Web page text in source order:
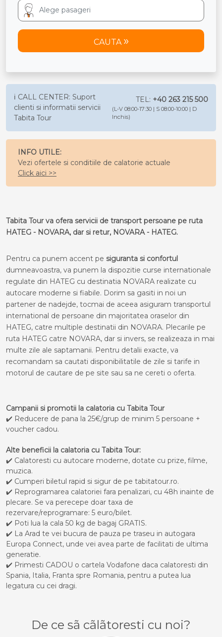
CAUTA
ℹ️ CALL CENTER: Suport
clienti si informatii servicii
Tabita Tour
TEL: +40 263 215 500
(L-V 08:00-17:30 | S 08:00-10:00 | D
Inchis)
INFO UTILE:
Vezi ofertele si conditiile de calatorie actuale
Click aici >>
Tabita Tour va ofera servicii de transport persoane pe ruta
HATEG - NOVARA, dar si retur, NOVARA - HATEG.
Pentru ca punem accent pe siguranta si confortul
dumneavoastra, va punem la dispozitie curse internationale
regulate din HATEG cu destinatia NOVARA realizate cu
autocare moderne si fiabile. Dorim sa gasiti in noi un
partener de nadejde, tocmai de aceea asiguram transportul
international de persoane din majoritatea oraselor din
HATEG, catre multiple destinatii din NOVARA. Plecarile pe
ruta HATEG catre NOVARA, dar si invers, se realizeaza in mai
multe zile ale saptamanii. Pentru detalii exacte, va
recomandam sa cautati disponibilitatile de zile si tarife in
motorul de cautare de pe site sau sa ne cereti o oferta.
Campanii si promotii la calatoria cu Tabita Tour
✔️ Reducere de pana la 25€/grup de minim 5 persoane +
voucher cadou.
Alte beneficii la calatoria cu Tabita Tour:
✔️ Calatoresti cu autocare moderne, dotate cu prize, filme,
muzica.
✔️ Cumperi biletul rapid si sigur de pe tabitatour.ro.
✔️ Reprogramarea calatoriei fara penalizari, cu 48h inainte de
plecare. Se va perecepe doar taxa de
rezervare/reprogramare: 5 euro/bilet.
✔️ Poti lua la cala 50 kg de bagaj GRATIS.
✔️ La Arad te vei bucura de pauza pe traseu in autogara
Europa Connect, unde vei avea parte de facilitati de ultima
generatie.
✔️ Primesti CADOU o cartela Vodafone daca calatoresti din
Spania, Italia, Franta spre Romania, pentru a putea lua
legatura cu cei dragi.
De ce sã cãlãtoresti cu noi?